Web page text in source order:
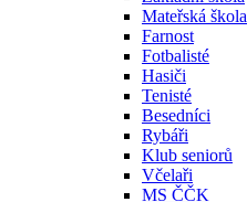
Mateřská škola
Farnost
Fotbalisté
Hasiči
Tenisté
Besedníci
Rybáři
Klub seniorů
Včelaři
MS ČČK